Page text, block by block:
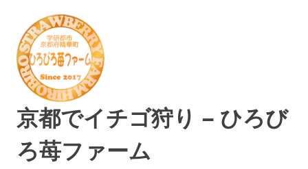
京都でイチゴ狩り – ひろび
ろ苺ファーム